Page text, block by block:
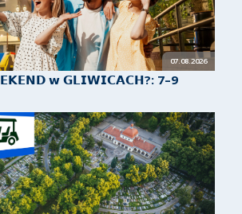
07.08.2026
𝘄 𝗚𝗟𝗜𝗪𝗜𝗖𝗔𝗖𝗛?: 7–9